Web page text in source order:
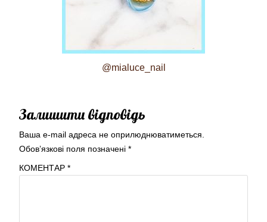
@mialuce_nail
Залишити відповідь
Ваша e-mail адреса не оприлюднюватиметься.
Обов’язкові поля позначені *
КОМЕНТАР *